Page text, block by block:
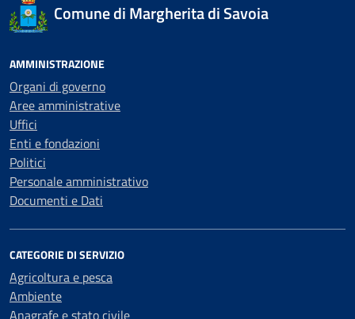
Comune di Margherita di Savoia
AMMINISTRAZIONE
Organi di governo
Aree amministrative
Uffici
Enti e fondazioni
Politici
Personale amministrativo
Documenti e Dati
CATEGORIE DI SERVIZIO
Agricoltura e pesca
Ambiente
Anagrafe e stato civile